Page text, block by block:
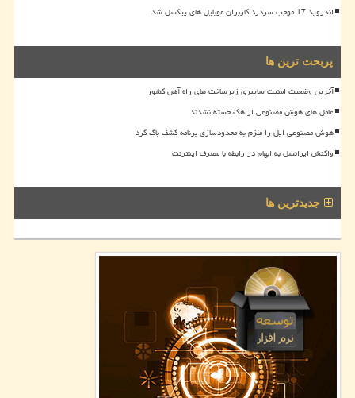
اندروید 17 موجب سردرد کاربران موبایل های پیکسل شد
پربحث ترین ها
آخرین وضعیت امنیت سایبری زیرساخت های راه آهن کشور
عامل های هوش مصنوعی از هک خسته نشدند
هوش مصنوعی اپل را ملزم به محدودسازی برنامه کشف باگ کرد
واکنش ایرانسل به ابهام در رابطه با مصرف اینترنت
جدیدترین ها